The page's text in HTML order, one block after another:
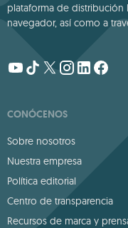
plataforma de
navegador, así como a
CONÓCENOS
Sobre nosotros
Nuestra empresa
Política editorial
Centro de transparencia
Recursos de marca y